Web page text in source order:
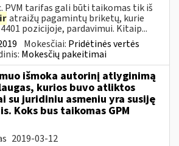
PVM tarifas gali būti taikomas tik iš
iratraižų pagamintų briketų, kurie
pozicijoje, pardavimui. Kitaip...
Mokesčiai: Pridėtinės vertės
Mokesčių pakeitimai
išmoka autorinį atlyginimą
kurios buvo atliktos
su juridiniu asmeniu yra susiję
Koks bus taikomas GPM
2019-03-12